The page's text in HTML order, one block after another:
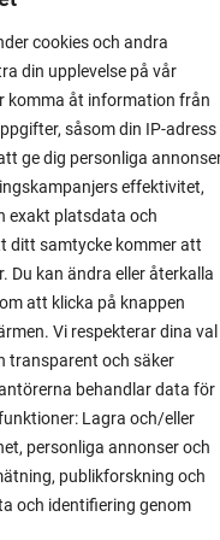
cookies och andra
din upplevelse på vår
komma åt information från
såsom din IP-adress
ge dig personliga
effektivitet,
exakt platsdata och
ditt samtycke kommer att
Du kan ändra eller återkalla
att klicka på knappen
Vi respekterar dina val
transparent och säker
behandlar data för
Lagra och/eller
personliga annonser och
publikforskning och
och identifiering genom